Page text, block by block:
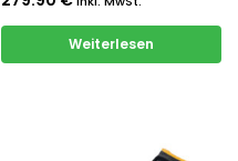
Weiterlesen